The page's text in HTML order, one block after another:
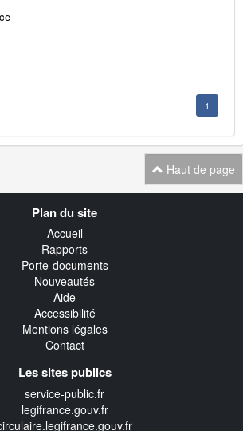
1
Haut de page
Plan du site
Accueil
Rapports
Porte-documents
Nouveautés
Aide
Accessibilité
Mentions légales
Contact
Les sites publics
service-public.fr
legifrance.gouv.fr